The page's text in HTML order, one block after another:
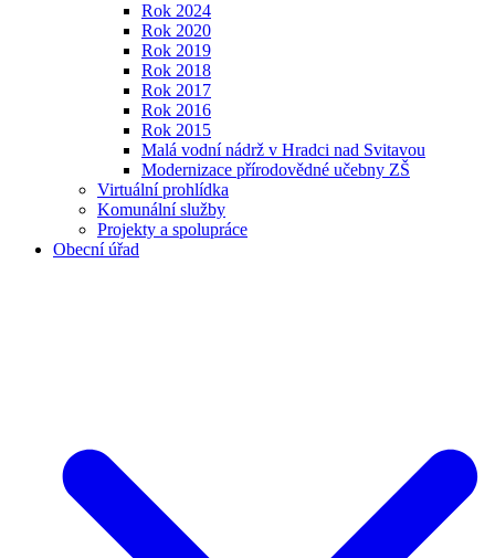
Rok 2024
Rok 2020
Rok 2019
Rok 2018
Rok 2017
Rok 2016
Rok 2015
Malá vodní nádrž v Hradci nad Svitavou
Modernizace přírodovědné učebny ZŠ
Virtuální prohlídka
Komunální služby
Projekty a spolupráce
Obecní úřad